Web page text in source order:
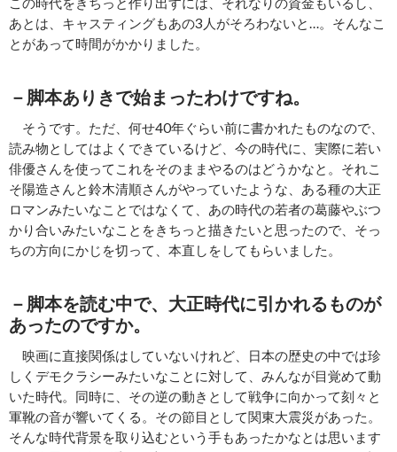
あとは、キャスティングもあの3人がそろわないと…。そんなこ
とがあって時間がかかりました。
－脚本ありきで始まったわけですね。
そうです。ただ、何せ40年ぐらい前に書かれたものなので、
読み物としてはよくできているけど、今の時代に、実際に若い
俳優さんを使ってこれをそのままやるのはどうかなと。それこ
そ陽造さんと鈴木清順さんがやっていたような、ある種の大正
ロマンみたいなことではなくて、あの時代の若者の葛藤やぶつ
かり合いみたいなことをきちっと描きたいと思ったので、そっ
ちの方向にかじを切って、本直しをしてもらいました。
－脚本を読む中で、大正時代に引かれるものが
あったのですか。
映画に直接関係はしていないけれど、日本の歴史の中では珍
しくデモクラシーみたいなことに対して、みんなが目覚めて動
いた時代。同時に、その逆の動きとして戦争に向かって刻々と
軍靴の音が響いてくる。その節目として関東大震災があった。
そんな時代背景を取り込むという手もあったかなとは思います